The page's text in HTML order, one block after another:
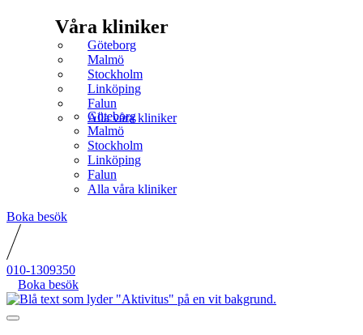
Våra kliniker
Göteborg
Malmö
Stockholm
Linköping
Falun
Alla våra kliniker
Göteborg
Malmö
Stockholm
Linköping
Falun
Alla våra kliniker
Boka besök
010-1309350
Boka besök